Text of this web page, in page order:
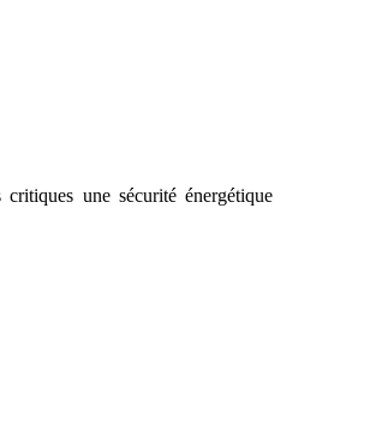
une sécurité énergétique